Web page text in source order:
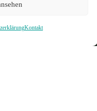
Kontakt